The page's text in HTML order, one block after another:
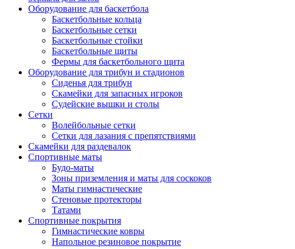
Оборудование для баскетбола
Баскетбольные кольца
Баскетбольные сетки
Баскетбольные стойки
Баскетбольные щиты
Фермы для баскетбольного щита
Оборудование для трибун и стадионов
Сиденья для трибун
Скамейки для запасных игроков
Судейские вышки и столы
Сетки
Волейбольные сетки
Сетки для лазания с препятствиями
Скамейки для раздевалок
Спортивные маты
Будо-маты
Зоны приземления и маты для соскоков
Маты гимнастические
Стеновые протекторы
Татами
Спортивные покрытия
Гимнастические ковры
Напольное резиновое покрытие